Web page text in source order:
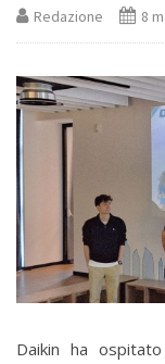
Redazione 8
Daikin ha